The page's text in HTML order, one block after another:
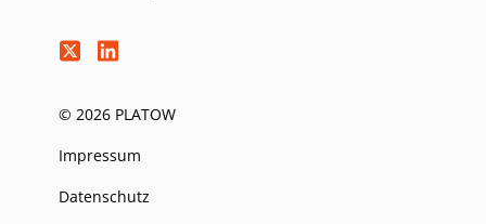
© 2026 PLATOW
Impressum
Datenschutz